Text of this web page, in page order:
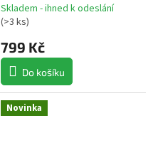
Skladem - ihned k odeslání
(>3 ks)
799 Kč
Do košíku
Novinka